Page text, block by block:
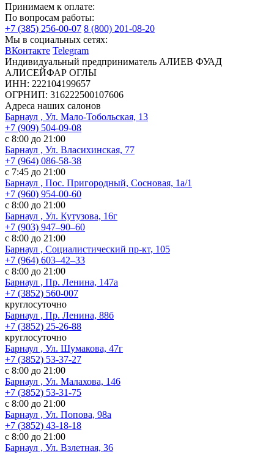
Принимаем к оплате:
По вопросам работы:
+7 (385) 256-00-07 8 (800) 201-08-20
Мы в социальных сетях:
ВКонтакте Telegram
Индивидуальный предприниматель АЛИЕВ ФУАД
АЛИСЕЙФАР ОГЛЫ
ИНН: 222104199657
ОГРНИП: 316222500107606
Адреса наших салонов
Барнаул , Ул. Мало-Тобольская, 13
+7 (909) 504-09-08
с 8:00 до 21:00
Барнаул , Ул. Власихинская, 77
+7 (964) 086-58-38
с 7:45 до 21:00
Барнаул , Пос. Пригородный, Сосновая, 1а/1
+7 (960) 954-00-60
с 8:00 до 21:00
Барнаул , Ул. Кутузова, 16г
+7 (903) 947‒90‒60
с 8:00 до 21:00
Барнаул , Социалистический пр-кт, 105
+7 (964) 603‒42‒33
с 8:00 до 21:00
Барнаул , Пр. Ленина, 147а
+7 (3852) 560-007
круглосуточно
Барнаул , Пр. Ленина, 88б
+7 (3852) 25-26-88
круглосуточно
Барнаул , Ул. Шумакова, 47г
+7 (3852) 53-37-27
с 8:00 до 21:00
Барнаул , Ул. Малахова, 146
+7 (3852) 53-31-75
с 8:00 до 21:00
Барнаул , Ул. Попова, 98а
+7 (3852) 43-18-18
с 8:00 до 21:00
Барнаул , Ул. Взлетная, 36